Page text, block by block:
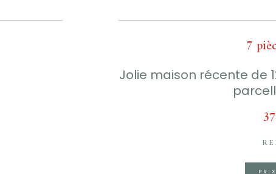
7
Jolie maison récente de